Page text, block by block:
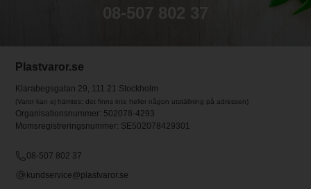
08-507 802 37
Plastvaror.se
Klarabegsgatan 29, 111 21 Stockholm
(Varor kan ej hämtes; det finns inte heller någon utställning på adressen)
Organisationsnummer: 502078-4293
Momsregistreringsnummer: SE502078429301
08-507 802 37
kundservice@plastvaror.se